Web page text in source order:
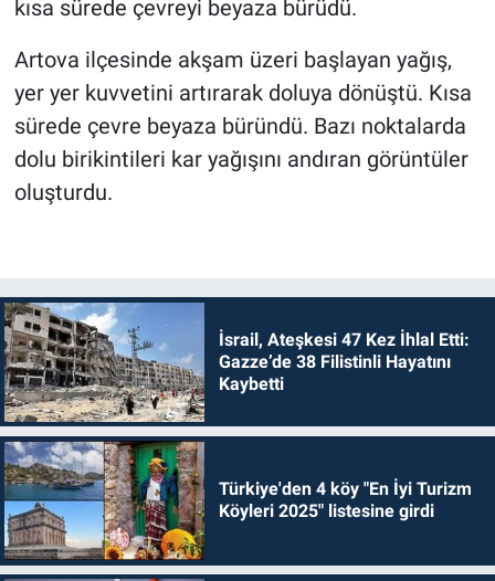
kısa sürede çevreyi beyaza bürüdü.
Artova ilçesinde akşam üzeri başlayan yağış,
yer yer kuvvetini artırarak doluya dönüştü. Kısa
sürede çevre beyaza büründü. Bazı noktalarda
dolu birikintileri kar yağışını andıran görüntüler
oluşturdu.
İsrail, Ateşkesi 47 Kez İhlal Etti:
Gazze’de 38 Filistinli Hayatını
Kaybetti
Türkiye'den 4 köy "En İyi Turizm
Köyleri 2025" listesine girdi